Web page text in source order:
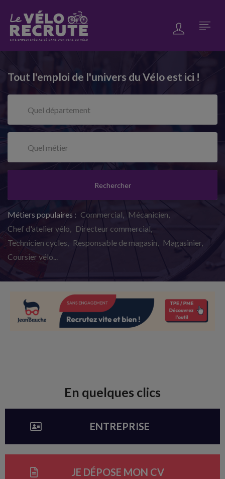
Tout l'emploi de l'univers du Vélo est ici !
Rechercher
Métiers populaires : Commercial
Mécanicien
Chef d'atelier vélo
Directeur commercial
Technicien cycles
Responsable de magasin
Magasinier
Coursier vélo...
En quelques clics
ENTREPRISE
JE DÉPOSE MON CV